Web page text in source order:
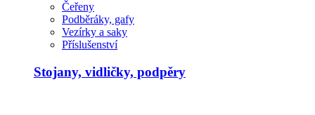
Čeřeny
Podběráky, gafy
Vezírky a saky
Příslušenství
Stojany, vidličky, podpěry